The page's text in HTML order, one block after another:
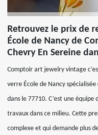
Retrouvez le prix de
École de Nancy de
Chevry En Sereine
Comptoir art jewelry vintage
verre École de Nancy
dans le 77710. C’est une
travaux dans ce milieu. Cette
complexe et qui demande plus